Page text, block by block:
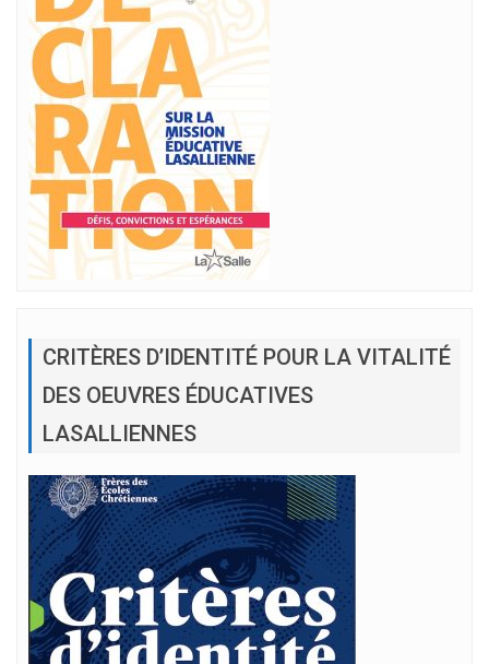
CRITÈRES D’IDENTITÉ POUR LA VITALITÉ
DES OEUVRES ÉDUCATIVES
LASALLIENNES